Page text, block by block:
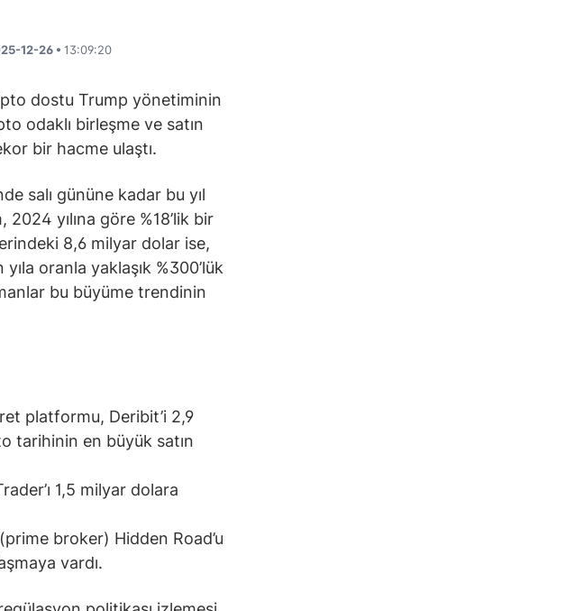
12-26 • 13:09:20
dostu Trump yönetiminin
odaklı birleşme ve satın
bir hacme ulaştı.
salı gününe kadar bu yıl
yılına göre %18’lik bir
8,6 milyar dolar ise,
oranla yaklaşık %300’lük
bu büyüme trendinin
platformu, Deribit’i 2,9
tarihinin en büyük satın
1,5 milyar dolara
broker) Hidden Road’u
vardı.